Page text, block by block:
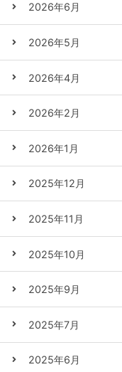
2026年6月
2026年5月
2026年4月
2026年2月
2026年1月
2025年12月
2025年11月
2025年10月
2025年9月
2025年7月
2025年6月